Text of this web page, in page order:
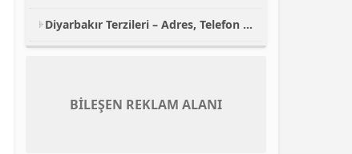
Diyarbakır Terzileri – Adres, Telefon ve Hizmetler
BİLEŞEN REKLAM ALANI